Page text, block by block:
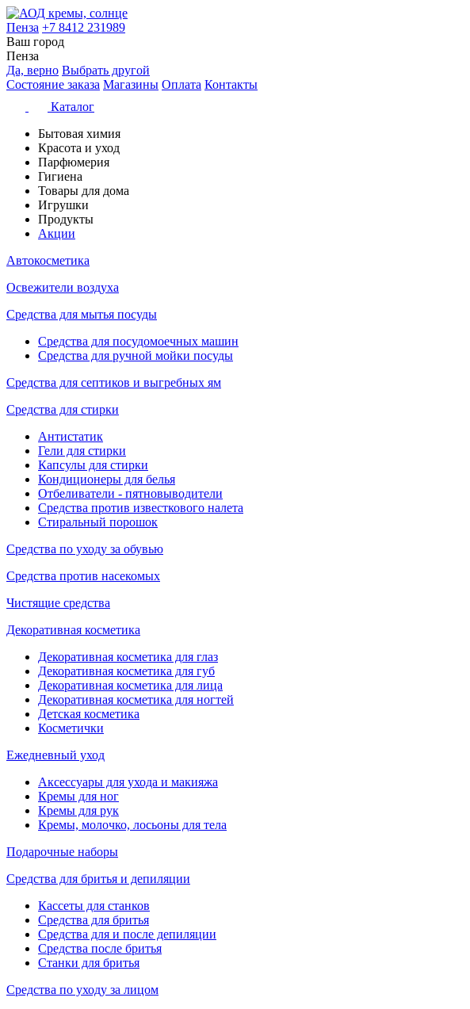
Пенза +7 8412 231989
Ваш город
Пенза
Да, верно Выбрать другой
Состояние заказа Магазины Оплата Контакты
Каталог
Бытовая химия
Красота и уход
Парфюмерия
Гигиена
Товары для дома
Игрушки
Продукты
Акции
Автокосметика
Освежители воздуха
Средства для мытья посуды
Средства для посудомоечных машин
Средства для ручной мойки посуды
Средства для септиков и выгребных ям
Средства для стирки
Антистатик
Гели для стирки
Капсулы для стирки
Кондиционеры для белья
Отбеливатели - пятновыводители
Средства против известкового налета
Стиральный порошок
Средства по уходу за обувью
Средства против насекомых
Чистящие средства
Декоративная косметика
Декоративная косметика для глаз
Декоративная косметика для губ
Декоративная косметика для лица
Декоративная косметика для ногтей
Детская косметика
Косметички
Ежедневный уход
Аксессуары для ухода и макияжа
Кремы для ног
Кремы для рук
Кремы, молочко, лосьоны для тела
Подарочные наборы
Средства для бритья и депиляции
Кассеты для станков
Средства для бритья
Средства для и после депиляции
Средства после бритья
Станки для бритья
Средства по уходу за лицом